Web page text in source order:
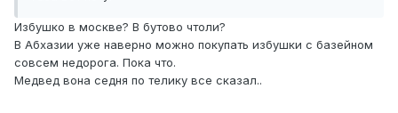
Избушко в москве? В бутово чтоли?
В Абхазии уже наверно можно покупать избушки с базейном
совсем недорога. Пока что.
Медвед вона седня по телику все сказал..